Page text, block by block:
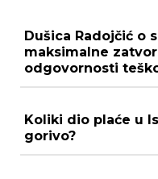
Dušica Radojčić o
maksimalne
odgovornosti
Koliki dio plaće u
gorivo?